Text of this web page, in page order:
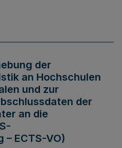
der
an Hochschulen
und zur
der
an die
ECTS-VO)